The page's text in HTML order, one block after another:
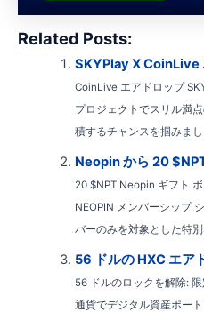
Related Posts:
SKYPlay X CoinLive
CoinLive エアドロップ
プロジェクトでスリル満
積するチャンスを掴みま
Neopin から 20
20 $NPT Neopin ギフト
NEOPIN メンバーシップ
バーのみを対象とした特
56 ドルの HXC エア
56 ドルのロックを解除:
通貨でデジタル資産ポー